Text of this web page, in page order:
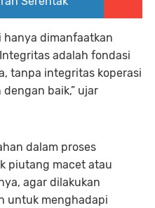
hanya dimanfaatkan
adalah fondasi
tanpa integritas koperasi
baik,” ujar
dalam proses
piutang macet atau
agar dilakukan
untuk menghadapi